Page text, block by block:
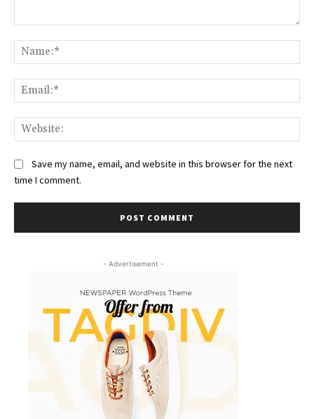
Save my name, email, and website in this browser for the next
time I comment.
- Advertisement -